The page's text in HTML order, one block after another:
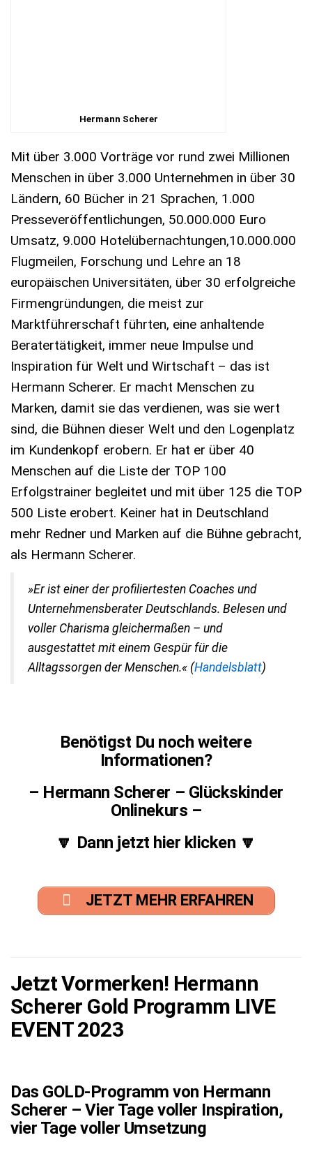
Hermann Scherer
Mit über 3.000 Vorträge vor rund zwei Millionen
Menschen in über 3.000 Unternehmen in über 30
Ländern, 60 Bücher in 21 Sprachen, 1.000
Presseveröffentlichungen, 50.000.000 Euro
Umsatz, 9.000 Hotelübernachtungen,10.000.000
Flugmeilen, Forschung und Lehre an 18
europäischen Universitäten, über 30 erfolgreiche
Firmengründungen, die meist zur
Marktführerschaft führten, eine anhaltende
Beratertätigkeit, immer neue Impulse und
Inspiration für Welt und Wirtschaft – das ist
Hermann Scherer. Er macht Menschen zu
Marken, damit sie das verdienen, was sie wert
sind, die Bühnen dieser Welt und den Logenplatz
im Kundenkopf erobern. Er hat er über 40
Menschen auf die Liste der TOP 100
Erfolgstrainer begleitet und mit über 125 die TOP
500 Liste erobert. Keiner hat in Deutschland
mehr Redner und Marken auf die Bühne gebracht,
als Hermann Scherer.
»Er ist einer der profiliertesten Coaches und
Unternehmensberater Deutschlands. Belesen und
voller Charisma gleichermaßen – und
ausgestattet mit einem Gespür für die
Alltagssorgen der Menschen.« (Handelsblatt)
Benötigst Du noch weitere
Informationen?
– Hermann Scherer – Glückskinder
Onlinekurs –
🔽 Dann jetzt hier klicken 🔽
JETZT MEHR ERFAHREN
Jetzt Vormerken! Hermann
Scherer Gold Programm LIVE
EVENT 2023
Das GOLD-Programm von Hermann
Scherer – Vier Tage voller Inspiration,
vier Tage voller Umsetzung